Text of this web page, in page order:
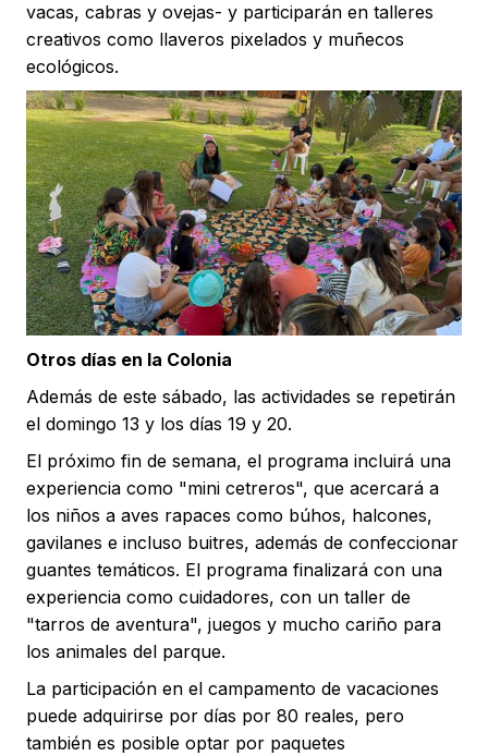
vacas, cabras y ovejas- y participarán en talleres
creativos como llaveros pixelados y muñecos
ecológicos.
Otros días en la Colonia
Además de este sábado, las actividades se repetirán
el domingo 13 y los días 19 y 20.
El próximo fin de semana, el programa incluirá una
experiencia como "mini cetreros", que acercará a
los niños a aves rapaces como búhos, halcones,
gavilanes e incluso buitres, además de confeccionar
guantes temáticos. El programa finalizará con una
experiencia como cuidadores, con un taller de
"tarros de aventura", juegos y mucho cariño para
los animales del parque.
La participación en el campamento de vacaciones
puede adquirirse por días por 80 reales, pero
también es posible optar por paquetes